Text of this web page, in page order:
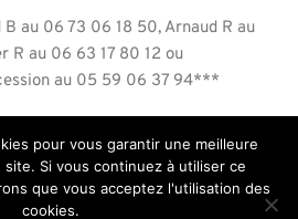
au 06 73 06 18 50, Arnaud R au
R au 06 63 17 80 12 ou
au 05 59 06 37 94***
pour vous garantir une meilleure
Si vous continuez à utiliser ce
que vous acceptez l'utilisation des
cookies.